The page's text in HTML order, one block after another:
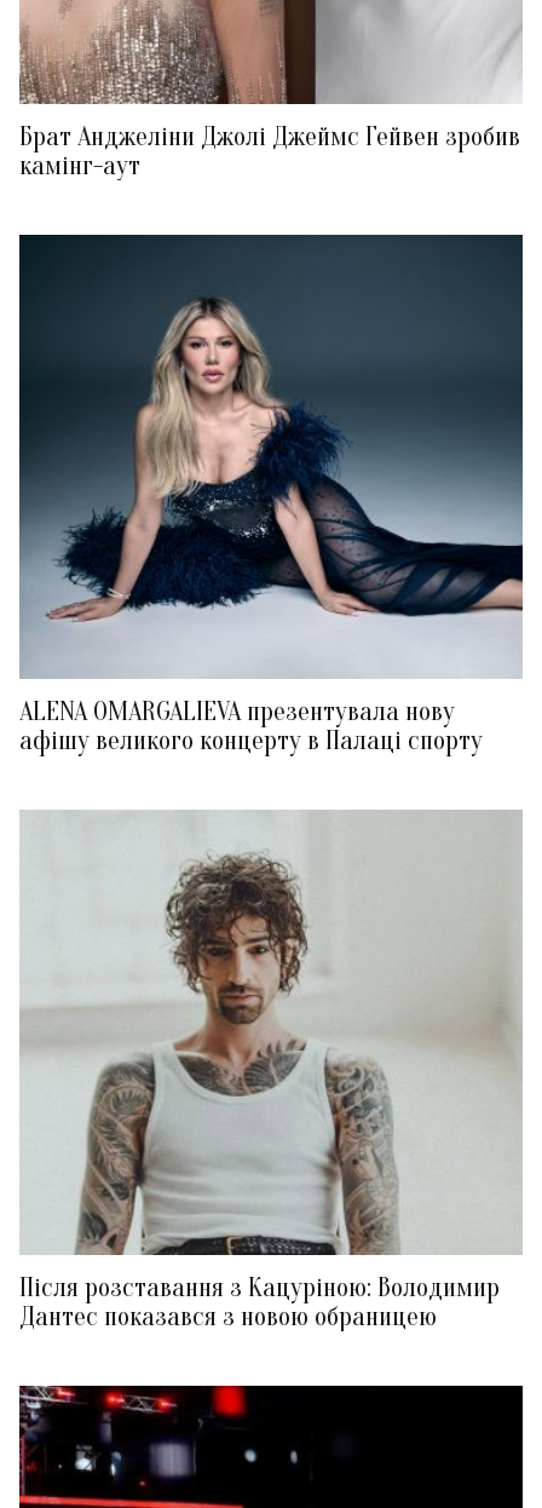
Брат Анджеліни Джолі Джеймс Гейвен зробив
камінг-аут
ALENA OMARGALIEVA презентувала нову
афішу великого концерту в Палаці спорту
Після розставання з Кацуріною: Володимир
Дантес показався з новою обраницею